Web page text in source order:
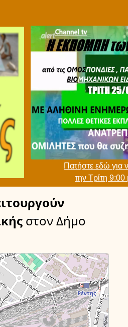
Πατήστε εδώ για
την Τρίτη 9:00
στον Δήμο